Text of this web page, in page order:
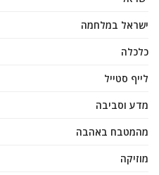
ישראל במלחמה
כלכלה
לייף סטייל
מדע וסביבה
מהמטבח באהבה
מוזיקה